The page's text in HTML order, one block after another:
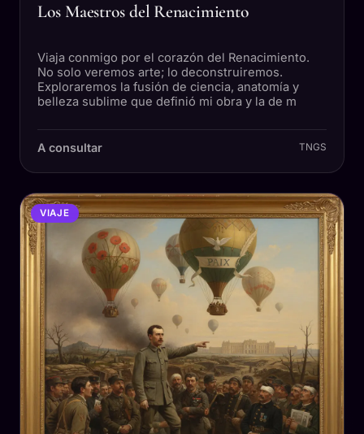
Los Maestros del Renacimiento
Viaja conmigo por el corazón del Renacimiento.
No solo veremos arte; lo deconstruiremos.
Exploraremos la fusión de ciencia, anatomía y
belleza sublime que definió mi obra y la de m
A consultar TNGS
VIAJE